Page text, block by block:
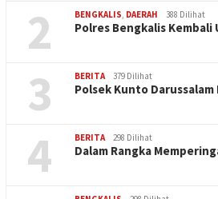
2 BENGKALIS, DAERAH 388 Dilihat
Polres Bengkalis Kembali
3 BERITA 379 Dilihat
Polsek Kunto
4 BERITA 298 Dilihat
Dalam Rangka